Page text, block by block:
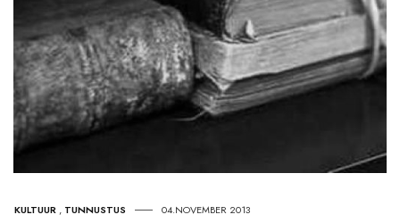
KULTUUR , TUNNUSTUS 04.NOVEMBER 2013